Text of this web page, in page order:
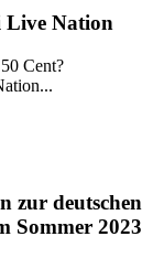
Live Nation
Cent?
zur deutschen
Sommer 2023